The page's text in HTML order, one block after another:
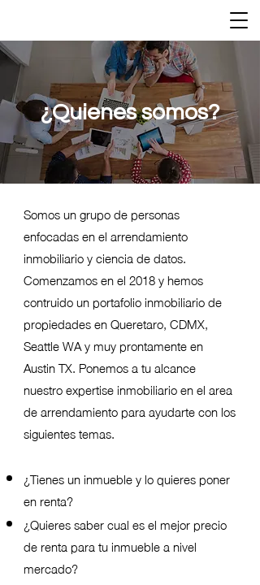
¿Quienes somos?
Somos un grupo de personas
enfocadas en el arrendamiento
inmobiliario y ciencia de datos.
Comenzamos en el 2018 y hemos
contruido un portafolio inmobiliario de
propiedades en Queretaro, CDMX,
Seattle WA y muy prontamente en
Austin TX. Ponemos a tu alcance
nuestro expertise inmobiliario en el area
de arrendamiento para ayudarte con los
siguientes temas.
¿Tienes un inmueble y lo quieres poner
en renta?
¿Quieres saber cual es el mejor precio
de renta para tu inmueble a nivel
mercado?